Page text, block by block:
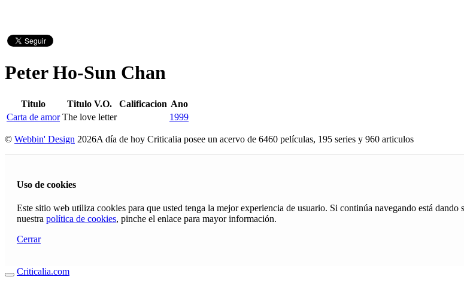
Peter Ho-Sun Chan
Titulo Titulo V.O. Calificacion Ano
Carta de amor The love letter 1999
© Webbin' Design 2026A día de hoy Criticalia posee un acervo de 6460 películas, 195 series y 960 articulos
Uso de cookies
Este sitio web utiliza cookies para que usted tenga la mejor experiencia de usuario. Si continúa navegando está
nuestra política de cookies, pinche el enlace para mayor información.
Cerrar
Criticalia.com